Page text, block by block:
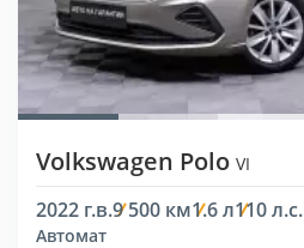
Volkswagen Polo VI
2022 г.в.9 500 км1.6 л110 л.с.
Автомат